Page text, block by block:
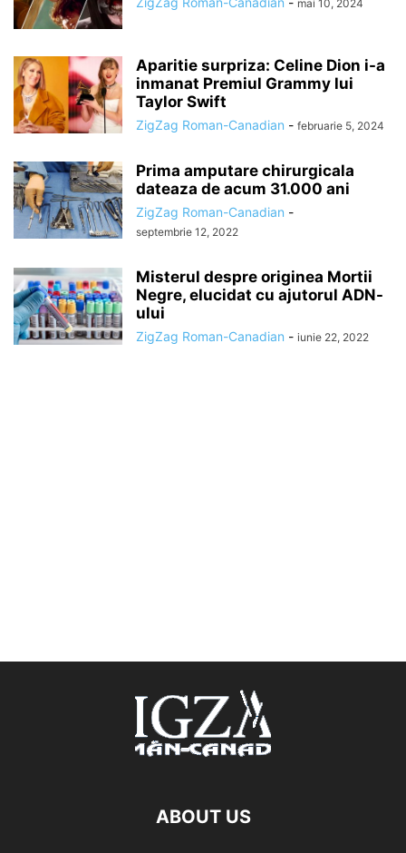
mai 10, 2024
Aparitie surpriza: Celine Dion i-a
inmanat Premiul Grammy lui
Taylor Swift
ZigZag Roman-Canadian - februarie 5, 2024
Prima amputare chirurgicala
dateaza de acum 31.000 ani
ZigZag Roman-Canadian -
septembrie 12, 2022
Misterul despre originea Mortii
Negre, elucidat cu ajutorul ADN-
ului
ZigZag Roman-Canadian - iunie 22, 2022
ABOUT US